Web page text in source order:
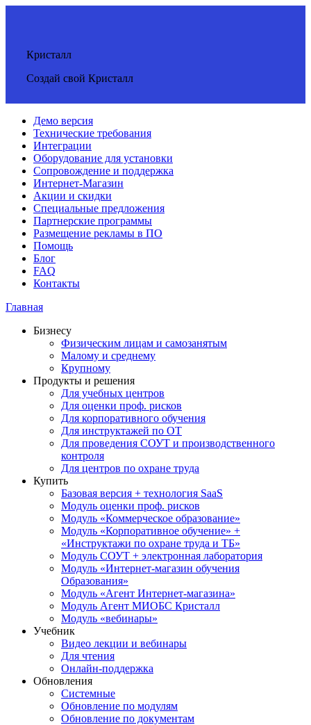
Кристалл
Создай свой Кристалл
Демо версия
Технические требования
Интеграции
Оборудование для установки
Сопровождение и поддержка
Интернет-Магазин
Акции и скидки
Специальные предложения
Партнерские программы
Размещение рекламы в ПО
Помощь
Блог
FAQ
Контакты
Главная
Бизнесу
Физическим лицам и самозанятым
Малому и среднему
Крупному
Продукты и решения
Для учебных центров
Для оценки проф. рисков
Для корпоративного обучения
Для инструктажей по ОТ
Для проведения СОУТ и производственного
контроля
Для центров по охране труда
Купить
Базовая версия + технология SaaS
Модуль оценки проф. рисков
Модуль «Коммерческое образование»
Модуль «Корпоративное обучение» +
«Инструктажи по охране труда и ТБ»
Модуль СОУТ + электронная лаборатория
Модуль «Интернет-магазин обучения
Образования»
Модуль «Агент Интернет-магазина»
Модуль Агент МИОБС Кристалл
Модуль «вебинары»
Учебник
Видео лекции и вебинары
Для чтения
Онлайн-поддержка
Обновления
Системные
Обновление по модулям
Обновление по документам